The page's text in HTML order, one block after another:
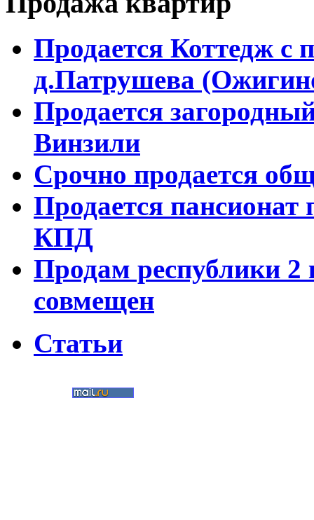
Продается Коттедж с
д.Патрушева
Продается
Винзили
Срочно продается
Продается
КПД
Продам республики 2
совмещен
Статьи